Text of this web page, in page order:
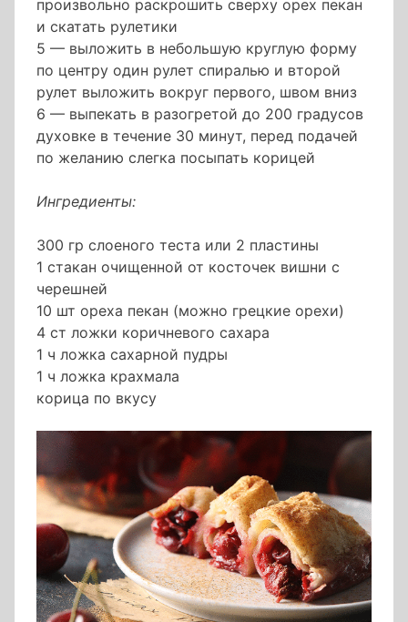
произвольно раскрошить сверху орех пекан
и скатать рулетики
5 — выложить в небольшую круглую форму
по центру один рулет спиралью и второй
рулет выложить вокруг первого, швом вниз
6 — выпекать в разогретой до 200 градусов
духовке в течение 30 минут, перед подачей
по желанию слегка посыпать корицей
Ингредиенты:
300 гр слоеного теста или 2 пластины
1 стакан очищенной от косточек вишни с
черешней
10 шт ореха пекан (можно грецкие орехи)
4 ст ложки коричневого сахара
1 ч ложка сахарной пудры
1 ч ложка крахмала
корица по вкусу